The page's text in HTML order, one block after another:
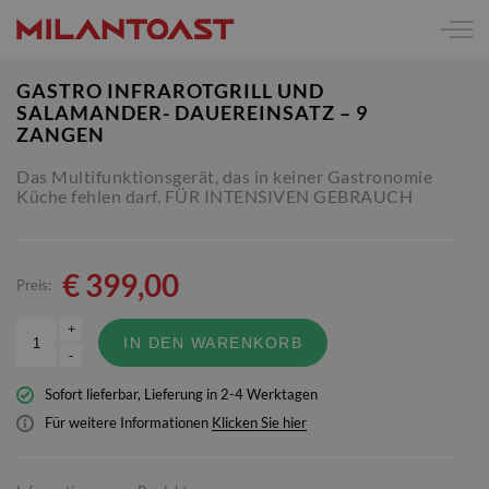
GASTRO INFRAROTGRILL UND
SALAMANDER- DAUEREINSATZ – 9
ZANGEN
Das Multifunktionsgerät, das in keiner Gastronomie
Küche fehlen darf. FÜR INTENSIVEN GEBRAUCH
Preis: €399,00
+
-
IN DEN WARENKORB
Sofort lieferbar, Lieferung in 2-4 Werktagen
Für weitere Informationen Klicken Sie hier